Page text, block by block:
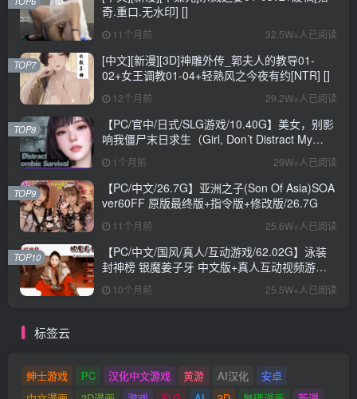
奇.重口.无水印] []
11个月前 32.5W+人已阅读
[中文][新漫][3D]神雕外传_郭夫人的教导01-
02+女王调教01-04+轻熟风之今夜有约[NTR] []
12个月前 29.2W+人已阅读
TOP7
【PC/官中/日式/SLG游戏/10.40G】美女，别影
响我僵尸末日求生（Girl, Don’t Distract My
Zombie Survival）官中步兵版+日式SLG游戏
+10.40G
1个月前 29W+人已阅读
TOP8
【PC/中文/26.7G】亚洲之子(Son Of Asia)SOA
ver60FF 原版最终版+指令版+修改版/26.7G
11个月前 25.6W+人已阅读
TOP9
【PC/中文/国风/真人/互动游戏/62.02G】泳装
封神榜 银魔姜子牙 中文版+真人互动视频游戏
+62.02G
10个月前 25.5W+人已阅读
TOP10
标签云
绅士游戏 PC 汉化中文游戏 黄游 AI汉化
安卓